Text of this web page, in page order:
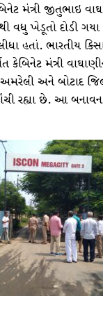
મંત્રી જીતુભાઇ
વધુ ખેડૂતો દોડી
હતાં. ભારતીય
કેબિનેટ મંત્રી
અને બોટાદ
રહ્યા છે. આ